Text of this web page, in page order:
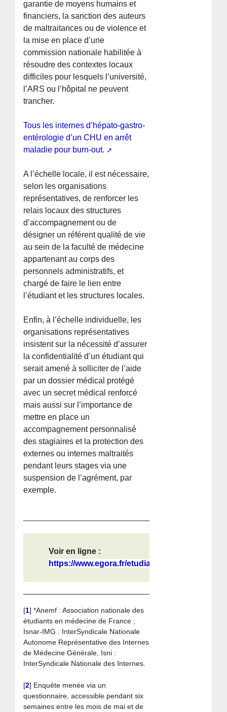
garantie de moyens humains et
financiers, la sanction des auteurs
de maltraitances ou de violence et
la mise en place d’une
commission nationale habilitée à
résoudre des contextes locaux
difficiles pour lesquels l’université,
l’ARS ou l’hôpital ne peuvent
trancher.
Tous les internes d’hépato-gastro-
entérologie d’un CHU en arrêt
maladie pour burn-out.
A l’échelle locale, il est nécessaire,
selon les organisations
représentatives, de renforcer les
relais locaux des structures
d’accompagnement ou de
désigner un référent qualité de vie
au sein de la faculté de médecine
appartenant au corps des
personnels administratifs, et
chargé de faire le lien entre
l’étudiant et les structures locales.
Enfin, à l’échelle individuelle, les
organisations représentatives
insistent sur la nécessité d’assurer
la confidentialité d’un étudiant qui
serait amené à solliciter de l’aide
par un dossier médical protégé
avec un secret médical renforcé
mais aussi sur l’importance de
mettre en place un
accompagnement personnalisé
des stagiaires et la protection des
externes ou internes maltraités
pendant leurs stages via une
suspension de l’agrément, par
exemple.
Voir en ligne :
https://www.egora.fr/etudiants/vie-...
[1]*Anemf : Association nationale des
étudiants en médecine de France ;
Isnar-IMG : InterSyndicale Nationale
Autonome Représentative des Internes
de Médecine Générale, Isni :
InterSyndicale Nationale des Internes.
[2] Enquête menée via un
questionnaire, accessible pendant six
semaines entre les mois de mai et de